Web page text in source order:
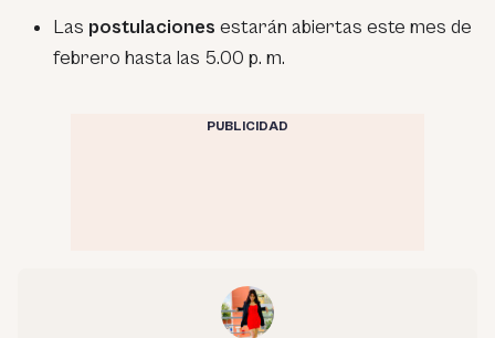
Las postulaciones estarán abiertas este mes de
febrero hasta las 5.00 p. m.
PUBLICIDAD